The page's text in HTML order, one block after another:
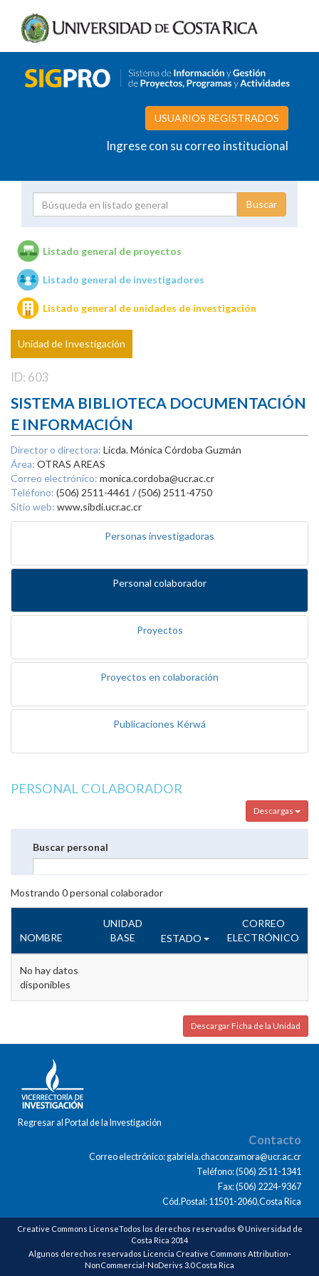
USUARIOS REGISTRADOS
Ingrese con su correo institucional
Unidades de investigación
Listado general de proyectos
Listado general de investigadores
Listado general de unidades de investigación
Unidad de Investigación
ID: 603
SISTEMA BIBLIOTECA DOCUMENTACIÓN
E INFORMACIÓN
Director o directora: Licda. Mónica Córdoba Guzmán
Área: OTRAS AREAS
Correo electrónico: monica.cordoba@ucr.ac.cr
Teléfono: (506) 2511-4461 / (506) 2511-4750
Sitio web: www.sibdi.ucr.ac.cr
Personas investigadoras
Personal colaborador
Proyectos
Proyectos en colaboración
Publicaciones Kérwá
PERSONAL COLABORADOR
Descargas
Buscar personal
Mostrando 0personal colaborador
NOMBRE
UNIDAD
BASE
ESTADO
CORREO
ELECTRÓNICO
No hay datos
disponibles
Descargar Ficha de la Unidad
Regresar al Portal de la Investigación
Contacto
Correo electrónico: gabriela.chaconzamora@ucr.ac.cr
Teléfono: (506) 2511-1341
Fax: (506) 2224-9367
Cód.Postal: 11501-2060,Costa Rica
Creative Commons LicenseTodos los derechos reservados © Universidad de
Costa Rica 2014
Algunos derechos reservados Licencia Creative Commons Attribution-
NonCommercial-NoDerivs 3.0 Costa Rica